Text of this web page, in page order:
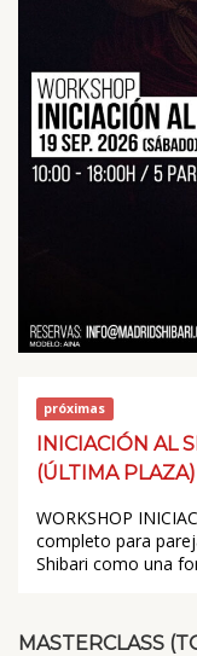
próximas
INICIACIÓN AL
(ÚLTIMA PLAZA)
WORKSHOP
completo para
Shibari como una
MASTERCLASS